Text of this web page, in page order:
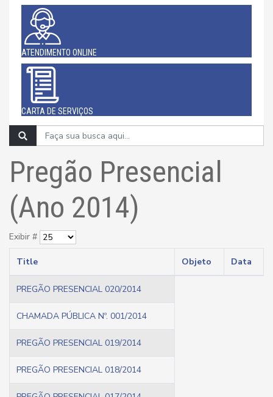
ATENDIMENTO ONLINE
CARTA DE SERVIÇOS
Pregão Presencial
(Ano 2014)
Exibir #
Title Objeto Data
PREGÃO PRESENCIAL 020/2014
CHAMADA PÚBLICA Nº. 001/2014
PREGÃO PRESENCIAL 019/2014
PREGÃO PRESENCIAL 018/2014